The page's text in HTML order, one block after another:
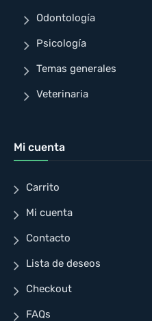
Odontología
Psicología
Temas generales
Veterinaria
Mi cuenta
Carrito
Mi cuenta
Contacto
Lista de deseos
Checkout
FAQs